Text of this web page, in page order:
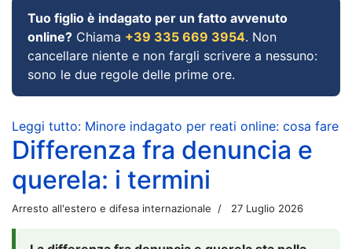
Tuo figlio è indagato per un fatto avvenuto
online? Chiama +39 335 669 3954. Non
cancellare niente e non fargli scrivere a nessuno:
sono le due regole delle prime ore.
Leggi tutto: Minore indagato per reati online: cosa fare
Differenza fra denuncia e
querela: i termini
Arresto all'estero e difesa internazionale 27 Luglio 2026